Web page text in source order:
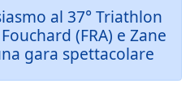
al 37° Triathlon
(FRA) e Zane
gara spettacolare